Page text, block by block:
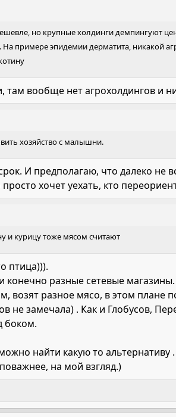
но крупные холдинги демпингуют
примере эпидемии дерматита, никакой
там вообще нет агрохолдингов и
хозяйство с малышни.
И предполагаю, что далеко не
хочет уехать, кто
и курицу тоже мясом считают
птица))).
конечно разные сетевые
возят разное мясо, в этом
не замечала) . Как и Глобусов,
боком.
найти какую то
на мой взгляд.)